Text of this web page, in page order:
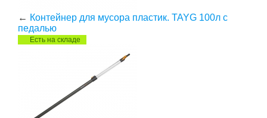
← Контейнер для мусора пластик. TAYG 100л с
педалью
Есть на складе